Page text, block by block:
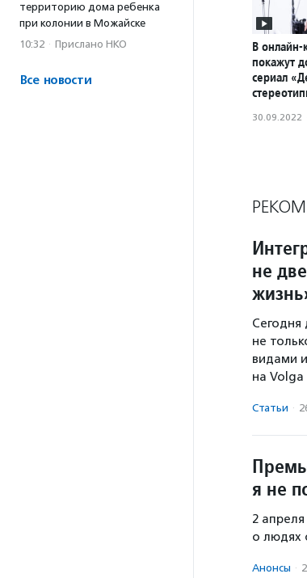
территорию дома ребенка
при колонии в Можайске
10:32 · Прислано НКО
Все новости
В онлайн-
покажут
сериал
30.09.2022
не
Сегодня
не
видами
на
Статьи ·
я не
2
о людях
Анонсы ·